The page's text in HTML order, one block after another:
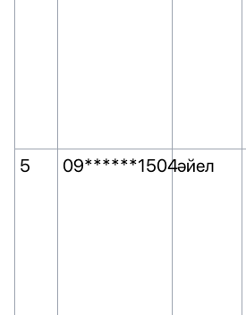
5
09******1504әйел